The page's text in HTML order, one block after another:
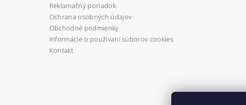
Reklamačný poriadok
Ochrana osobných údajov
Obchodné podmienky
Informácie o používaní súborov cookies
Kontakt